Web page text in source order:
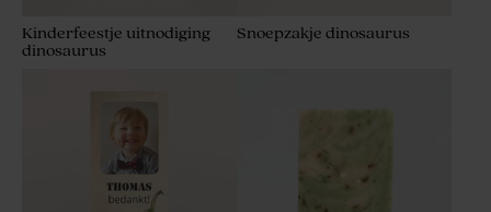
Kinderfeestje uitnodiging
dinosaurus
Snoepzakje dinosaurus